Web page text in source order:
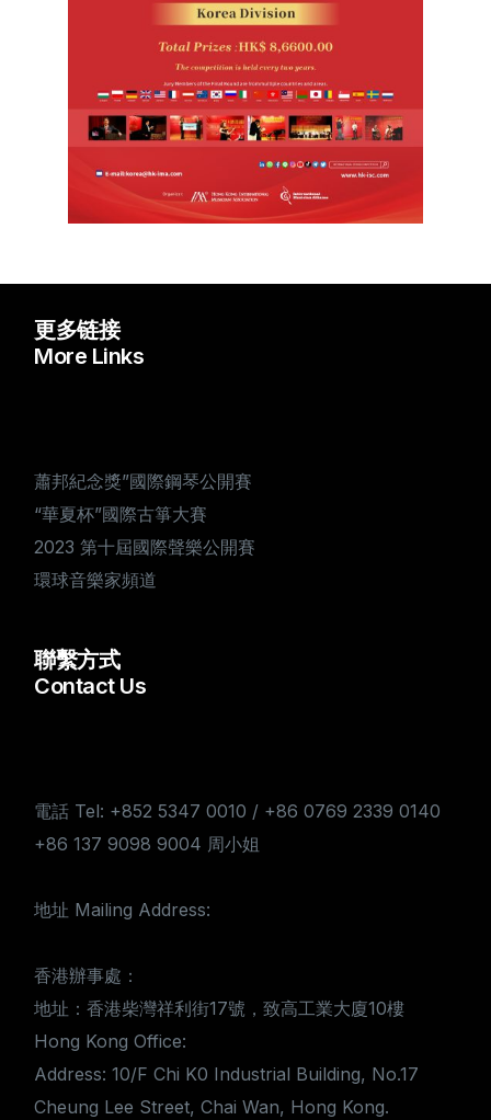
更多链接
More Links
蕭邦紀念獎”國際鋼琴公開賽
“華夏杯”國際古箏大賽
2023 第十屆國際聲樂公開賽
環球音樂家頻道
聯繫方式
Contact Us
電話 Tel: +852 5347 0010 / +86 0769 2339 0140
+86 137 9098 9004 周小姐
地址 Mailing Address:
香港辦事處：
地址：香港柴灣祥利街17號，致高工業大廈10樓
Hong Kong Office:
Address: 10/F Chi K0 Industrial Building, No.17
Cheung Lee Street, Chai Wan, Hong Kong.
简体中文